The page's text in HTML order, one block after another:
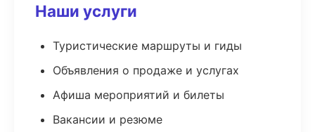
Наши услуги
Туристические маршруты и гиды
Объявления о продаже и услугах
Афиша мероприятий и билеты
Вакансии и резюме